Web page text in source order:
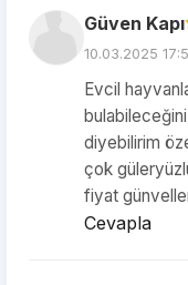
Güven Kapı
10.03.2025
Evcil
diyebilirim
çok
fiyat
Cevapla